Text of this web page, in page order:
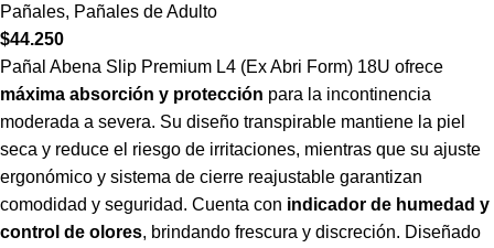
Pañales, Pañales de Adulto
$44.250
Pañal Abena Slip Premium L4 (Ex Abri Form) 18U ofrece
máxima absorción y protección para la incontinencia
moderada a severa. Su diseño transpirable mantiene la piel
seca y reduce el riesgo de irritaciones, mientras que su ajuste
ergonómico y sistema de cierre reajustable garantizan
comodidad y seguridad. Cuenta con indicador de humedad y
control de olores, brindando frescura y discreción. Diseñado